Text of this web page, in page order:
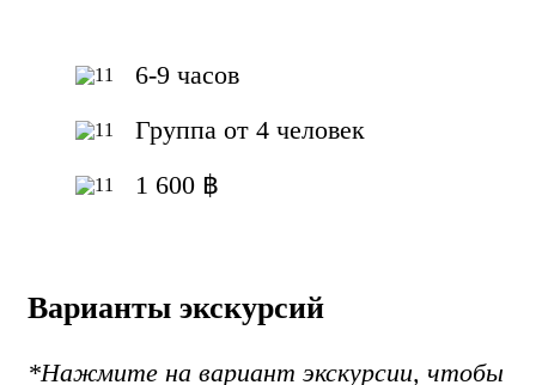
6-9 часов
Группа от 4 человек
1 600 ฿
Варианты экскурсий
*Нажмите на вариант экскурсии, чтобы